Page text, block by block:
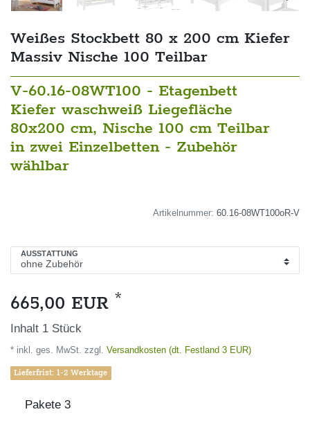
Weißes Stockbett 80 x 200 cm Kiefer
Massiv Nische 100 Teilbar
V-60.16-08WT100 - Etagenbett
Kiefer waschweiß Liegefläche
80x200 cm, Nische 100 cm Teilbar
in zwei Einzelbetten - Zubehör
wählbar
Artikelnummer: 60.16-08WT100oR-V
AUSSTATTUNG
665,00 EUR *
Inhalt 1 Stück
* inkl. ges. MwSt. zzgl. Versandkosten (dt. Festland 3 EUR)
Lieferfrist: 1-2 Werktage
Pakete 3